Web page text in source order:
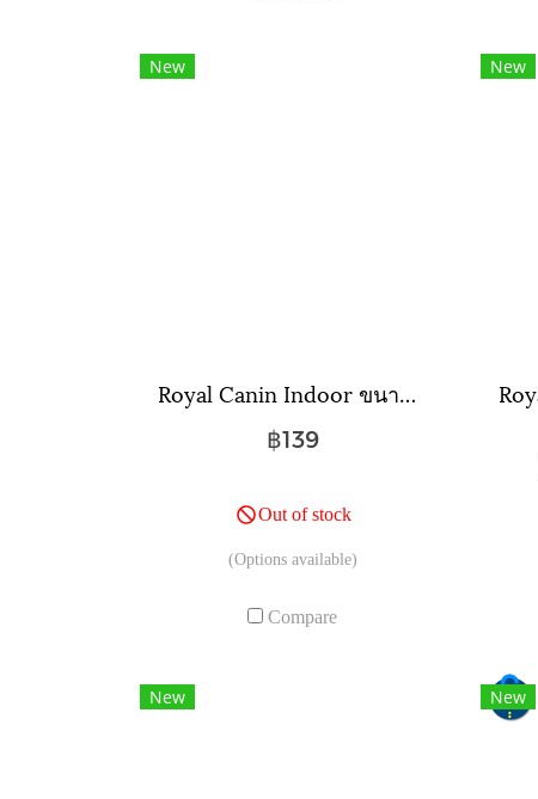
New
Royal Canin Indoor ขนาดถุง ( 400 กรัม , 2 กิโลกรัม , 4 กิโลกรัม )
฿139
Out of stock
(Options available)
Compare
New
New New